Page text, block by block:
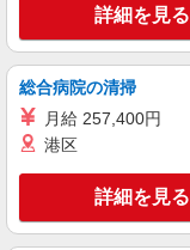
詳細を見る
総合病院の清掃
月給 257,400円
港区
詳細を見る